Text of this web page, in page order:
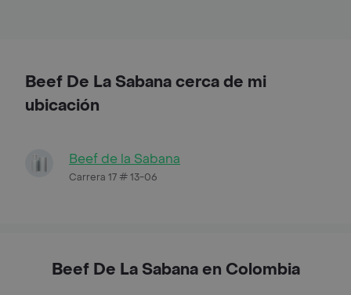
Beef De La Sabana cerca de mi
ubicación
Beef de la Sabana
Carrera 17 # 13-06
Beef De La Sabana en Colombia